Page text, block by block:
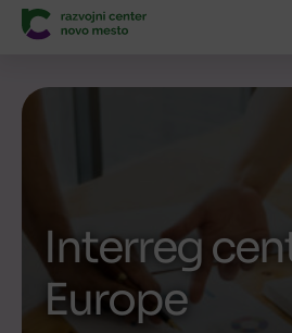
Interreg
Europe